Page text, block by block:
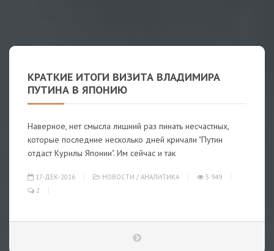
КРАТКИЕ ИТОГИ ВИЗИТА ВЛАДИМИРА
ПУТИНА В ЯПОНИЮ
Наверное, нет смысла лишний раз пинать несчастных,
которые последние несколько дней кричали "Путин
отдаст Курилы Японии". Им сейчас и так
17-ДЕК-2016 НОВОСТИ / АНАЛИТИКА
5 949
2